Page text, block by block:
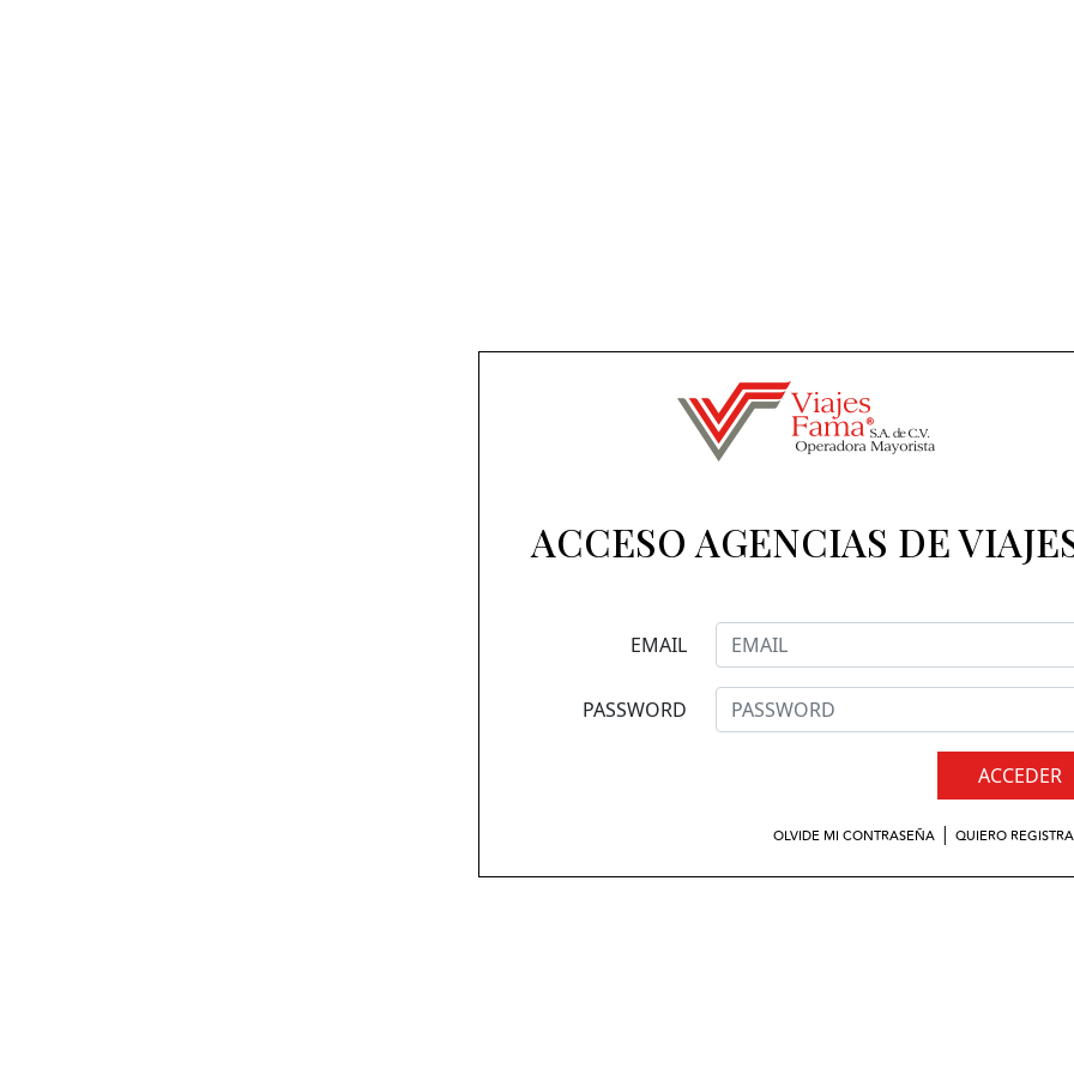
ACCESO AGENCIAS DE
EMAIL
PASSWORD
ACCEDER
OLVIDE MI CONTRASEÑA| QUIERO